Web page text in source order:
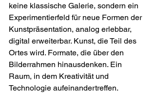
keine klassische Galerie, sondern ein
Experimentierfeld für neue Formen der
Kunstpräsentation, analog erlebbar,
digital erweiterbar. Kunst, die Teil des
Ortes wird. Formate, die über den
Bilderrahmen hinausdenken. Ein
Raum, in dem Kreativität und
Technologie aufeinandertreffen.